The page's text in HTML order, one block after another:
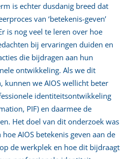
is echter dusdanig breed dat
van ‘betekenis-geven’
is nog veel te leren over hoe
bij ervaringen duiden en
die bijdragen aan hun
ontwikkeling. Als we dit
kunnen we AIOS wellicht beter
identiteitsontwikkeling
PIF) en daarmee de
Het doel van dit onderzoek was
AIOS betekenis geven aan de
de werkplek en hoe dit bijdraagt